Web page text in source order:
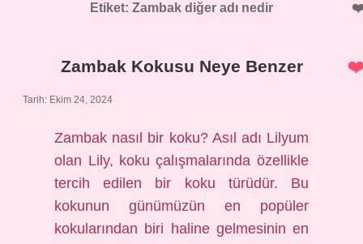
Etiket: Zambak diğer adı nedir
Zambak Kokusu Neye Benzer
Tarih: Ekim 24, 2024
Zambak nasıl bir koku? Asıl adı Lilyum
olan Lily, koku çalışmalarında özellikle
tercih edilen bir koku türüdür. Bu
kokunun günümüzün en popüler
kokularından biri haline gelmesinin en